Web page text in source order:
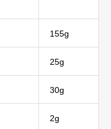
155g
25g
30g
2g